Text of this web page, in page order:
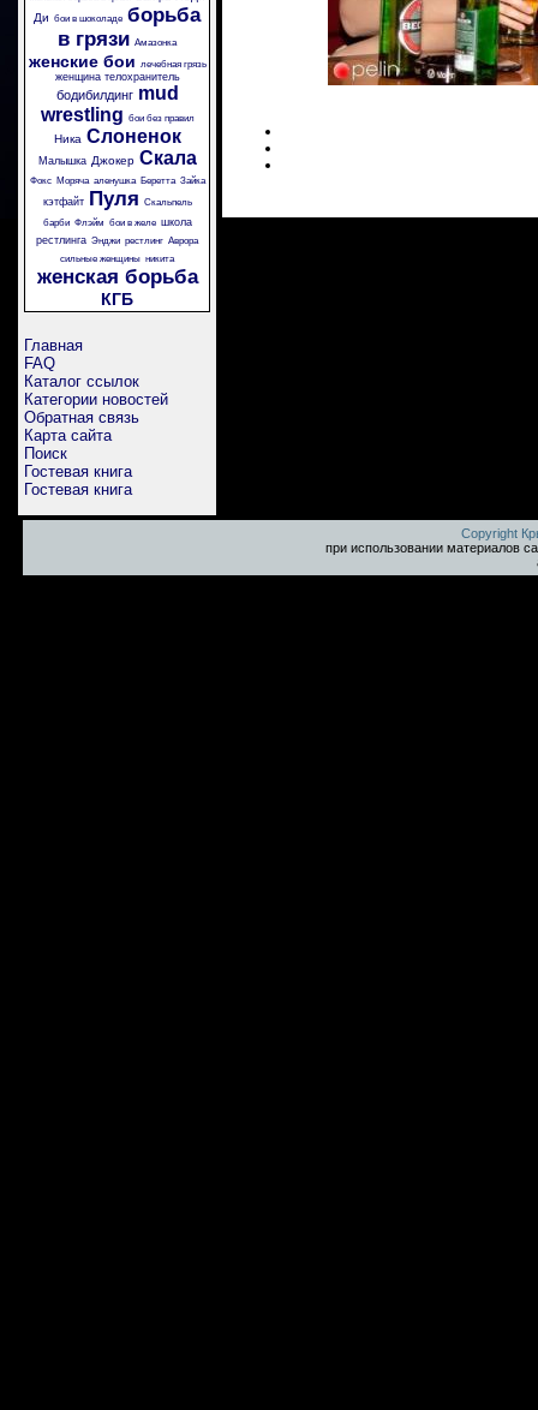
Ди бои в шоколаде борьба
в грязи Амазонка
женские бои лечебная грязь
женщина телохранитель
бодибилдинг mud
wrestling бои без правил
Ника Слоненок
Малышка Джокер Скала
Фокс Моряча аленушка Беретта Зайка
кэтфайт Пуля Скальпель
барби Флэйм бои в желе школа
рестлинга Энджи рестлинг Аврора
сильные женщины никита
женская борьба
КГБ
Главная
FAQ
Каталог ссылок
Категории новостей
Обратная связь
Карта сайта
Поиск
Гостевая книга
Гостевая книга
Copyright
при использовании материалов